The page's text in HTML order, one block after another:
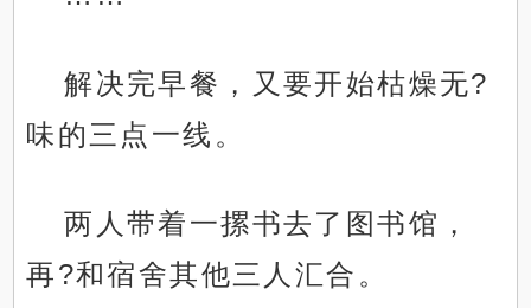
解决完早餐，又要开始枯燥无?
味的三点一线。
两人带着一摞书去了图书馆，
再?和宿舍其他三人汇合。